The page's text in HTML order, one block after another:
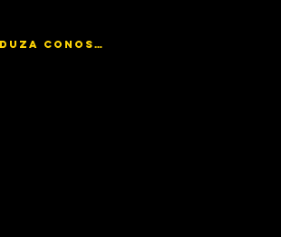
TRADUZA CONOSCO